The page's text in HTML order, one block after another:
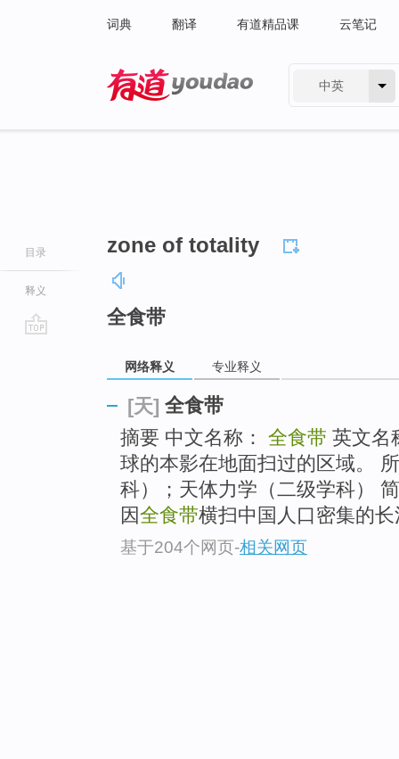
词典 翻译 有道精品课 云笔记
中英
目录
释义
zone of totality
全食带
网络释义 专业释义
[天] 全食带
摘要 中文名称： 全食带 英文名
球的本影在地面扫过的区域。
科）；天体力学（二级学科）
因全食带横扫中国人口密集的
基于204个网页-相关网页